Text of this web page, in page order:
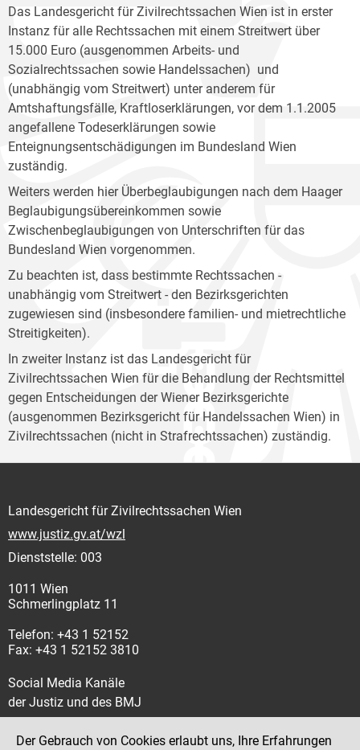
Das Landesgericht für Zivilrechtssachen Wien ist in erster
Instanz für alle Rechtssachen mit einem Streitwert über
15.000 Euro (ausgenommen Arbeits- und
Sozialrechtssachen sowie Handelssachen) und
(unabhängig vom Streitwert) unter anderem für
Amtshaftungsfälle, Kraftloserklärungen, vor dem 1.1.2005
angefallene Todeserklärungen sowie
Enteignungsentschädigungen im Bundesland Wien
zuständig.
Weiters werden hier Überbeglaubigungen nach dem Haager
Beglaubigungsübereinkommen sowie
Zwischenbeglaubigungen von Unterschriften für das
Bundesland Wien vorgenommen.
Zu beachten ist, dass bestimmte Rechtssachen -
unabhängig vom Streitwert - den Bezirksgerichten
zugewiesen sind (insbesondere familien- und mietrechtliche
Streitigkeiten).
In zweiter Instanz ist das Landesgericht für
Zivilrechtssachen Wien für die Behandlung der Rechtsmittel
gegen Entscheidungen der Wiener Bezirksgerichte
(ausgenommen Bezirksgericht für Handelssachen Wien) in
Zivilrechtssachen (nicht in Strafrechtssachen) zuständig.
Landesgericht für Zivilrechtssachen Wien
www.justiz.gv.at/wzl
Dienststelle: 003
1011 Wien
Schmerlingplatz 11
Telefon: +43 1 52152
Fax: +43 1 52152 3810
Social Media Kanäle
der Justiz und des BMJ
Der Gebrauch von Cookies erlaubt uns, Ihre Erfahrungen